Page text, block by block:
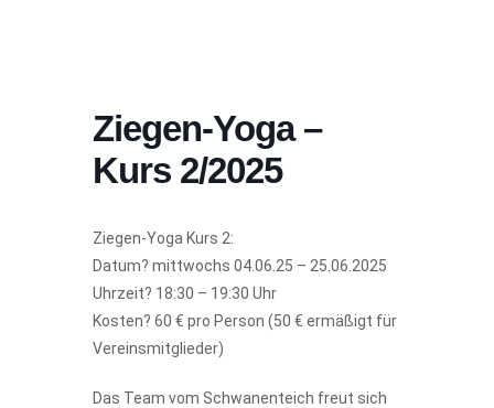
Ziegen-Yoga –
Kurs 2/2025
Ziegen-Yoga Kurs 2:
Datum? mittwochs 04.06.25 – 25.06.2025
Uhrzeit? 18:30 – 19:30 Uhr
Kosten? 60 € pro Person (50 € ermäßigt für
Vereinsmitglieder)
Das Team vom Schwanenteich freut sich